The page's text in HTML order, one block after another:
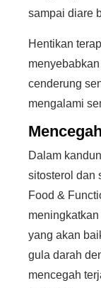
sampai diare
Hentikan
cenderung
mengalami
Dalam
sitosterol dan
Food &
yang akan
gula darah
mencegah